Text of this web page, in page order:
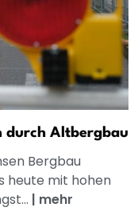
durch Altbergbau
Bergbau
heute mit hohen
| mehr